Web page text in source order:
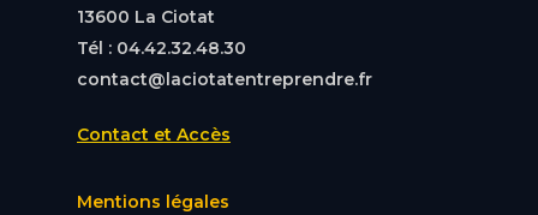
13600 La Ciotat
Tél : 04.42.32.48.30
contact@laciotatentreprendre.fr
Contact et Accès
Mentions légales